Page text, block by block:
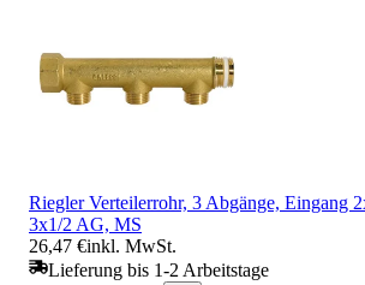
Riegler Verteilerrohr, 3 Abgänge, Eingang
3x1/2 AG, MS
26,47 €inkl. MwSt.
Lieferung bis 1-2 Arbeitstage